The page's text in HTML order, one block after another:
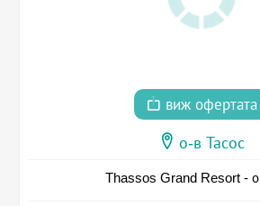
виж офертата
о-в Тасос
Thassos Grand Resort -